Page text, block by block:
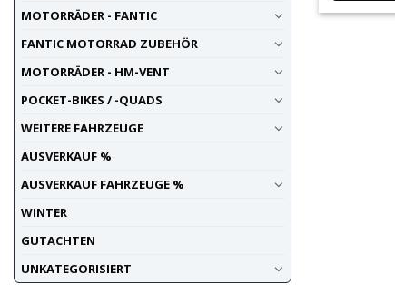
MOTORRÄDER - FANTIC
FANTIC MOTORRAD ZUBEHÖR
MOTORRÄDER - HM-VENT
POCKET-BIKES / -QUADS
WEITERE FAHRZEUGE
AUSVERKAUF %
AUSVERKAUF FAHRZEUGE %
WINTER
GUTACHTEN
UNKATEGORISIERT